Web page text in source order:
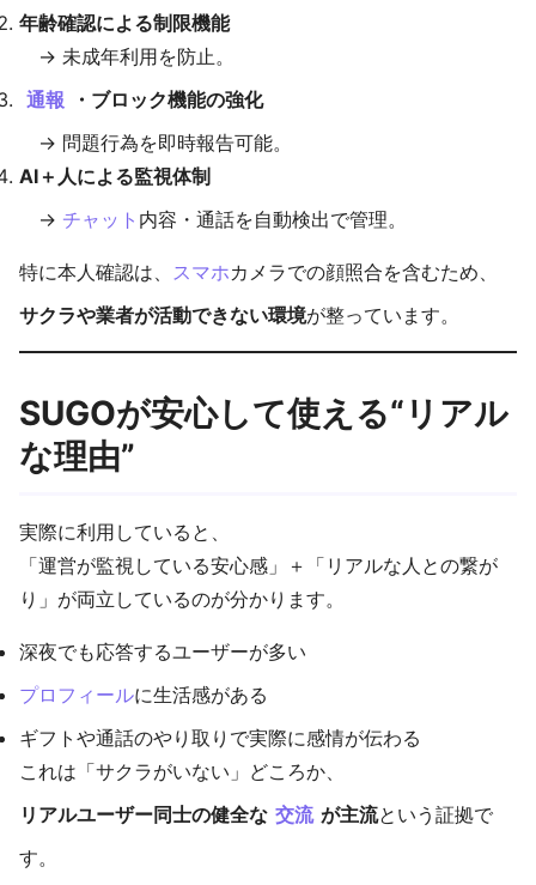
年齢確認による制限機能
→ 未成年利用を防止。
通報
・ブロック機能の強化
→ 問題行為を即時報告可能。
AI＋人による監視体制
→ チャット 内容・通話を自動検出で管理。
特に本人確認は、 スマホカメラでの顔照合を含むため、
サクラや業者が活動できない環境が整っています。
SUGOが安心して使える“リアル
な理由”
実際に利用していると、
「運営が監視している安心感」＋「リアルな人との繋が
り」が両立しているのが分かります。
深夜でも応答するユーザーが多い
プロフィールに生活感がある
ギフトや通話のやり取りで実際に感情が伝わる
これは「サクラがいない」どころか、
リアルユーザー同士の健全な 交流 が主流という証拠で
す。